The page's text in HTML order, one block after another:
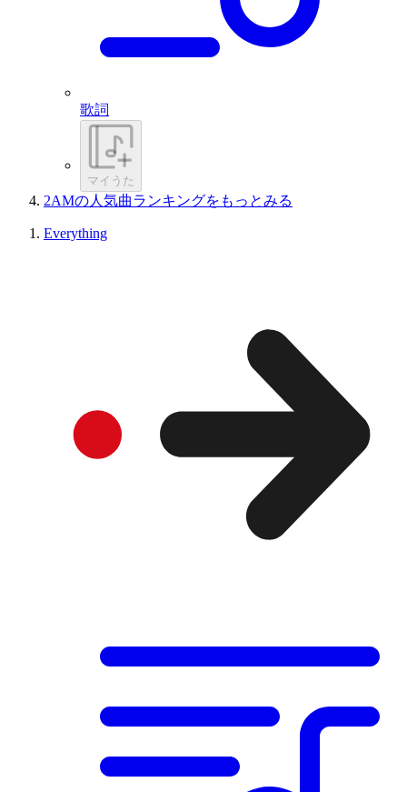
歌詞
マイうた
2AMの人気曲ランキングをもっとみる
Everything